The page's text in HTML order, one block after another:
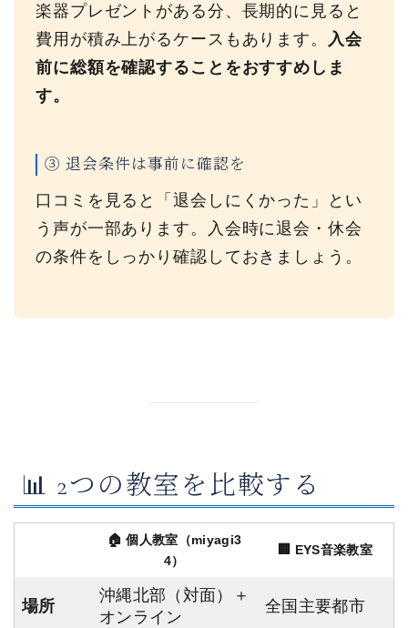
楽器プレゼントがある分、長期的に見ると
費用が積み上がるケースもあります。
入会
前に総額を確認することをおすすめしま
す。
③ 退会条件は事前に確認を
口コミを見ると「退会しにくかった」とい
う声が一部あります。入会時に退会・休会
の条件をしっかり確認しておきましょう。
📊 2つの教室を比較する
🏠 個人教室（miyagi3
4）
🏢 EYS音楽教室
場所
沖縄北部（対面）＋
オンライン
全国主要都市